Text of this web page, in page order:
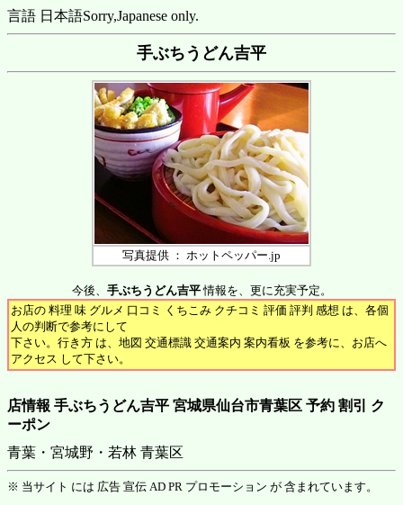
言語 日本語Sorry,Japanese only.
手ぶちうどん吉平
写真提供 ： ホットペッパー.jp
今後、 手ぶちうどん吉平情報を、更に充実予定。
お店の 料理 味 グルメ 口コミ くちこみ クチコミ 評価 評判 感想 は、各個
人の判断で参考にして
下さい。行き方 は、地図 交通標識 交通案内 案内看板 を参考に、お店へ
アクセス して下さい。
店情報 手ぶちうどん吉平 宮城県仙台市青葉区 予約 割引 ク
ーポン
青葉・宮城野・若林 青葉区
※ 当サイト には 広告 宣伝 AD PR プロモーション が 含まれています。